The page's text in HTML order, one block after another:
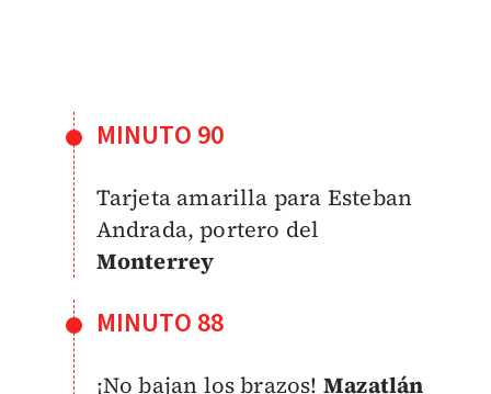
MINUTO 90
Tarjeta amarilla para Esteban
Andrada, portero del
Monterrey
MINUTO 88
¡No bajan los brazos! Mazatlán